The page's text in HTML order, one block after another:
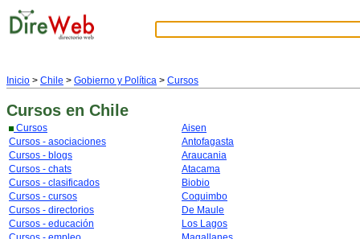
Inicio > Chile > Gobierno y Política > Cursos
Cursos en Chile
Cursos
Cursos - asociaciones
Cursos - blogs
Cursos - chats
Cursos - clasificados
Cursos - cursos
Cursos - directorios
Cursos - educación
Aisen
Antofagasta
Araucania
Atacama
Biobio
Coquimbo
De Maule
Los Lagos